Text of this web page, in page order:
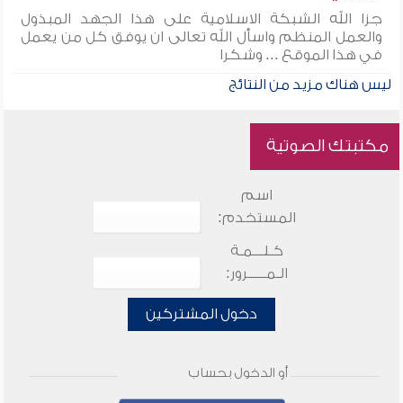
جزا الله الشبكة الاسلامية على هذا الجهد المبذول
والعمل المنظم واسأل الله تعالى ان يوفق كل من يعمل
في هذا الموقع ... وشكرا
ليس هناك مزيد من النتائج
مكتبتك الصوتية
اسم
المستخدم:
كـلـــمـة
الـمـــــرور:
دخول المشتركين
أو الدخول بحساب